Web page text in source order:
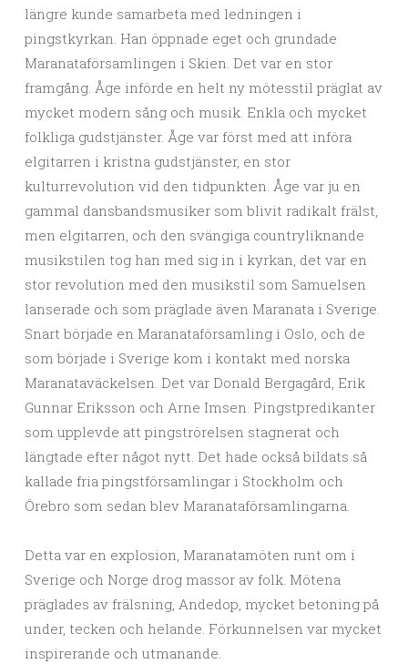
längre kunde samarbeta med ledningen i
pingstkyrkan. Han öppnade eget och grundade
Maranataförsamlingen i Skien. Det var en stor
framgång. Åge införde en helt ny mötesstil präglat av
mycket modern sång och musik. Enkla och mycket
folkliga gudstjänster. Åge var först med att införa
elgitarren i kristna gudstjänster, en stor
kulturrevolution vid den tidpunkten. Åge var ju en
gammal dansbandsmusiker som blivit radikalt frälst,
men elgitarren, och den svängiga countryliknande
musikstilen tog han med sig in i kyrkan, det var en
stor revolution med den musikstil som Samuelsen
lanserade och som präglade även Maranata i Sverige.
Snart började en Maranataförsamling i Oslo, och de
som började i Sverige kom i kontakt med norska
Maranataväckelsen. Det var Donald Bergagård, Erik
Gunnar Eriksson och Arne Imsen. Pingstpredikanter
som upplevde att pingströrelsen stagnerat och
längtade efter något nytt. Det hade också bildats så
kallade fria pingstförsamlingar i Stockholm och
Örebro som sedan blev Maranataförsamlingarna.
Detta var en explosion, Maranatamöten runt om i
Sverige och Norge drog massor av folk. Mötena
präglades av frälsning, Andedop, mycket betoning på
under, tecken och helande. Förkunnelsen var mycket
inspirerande och utmanande.